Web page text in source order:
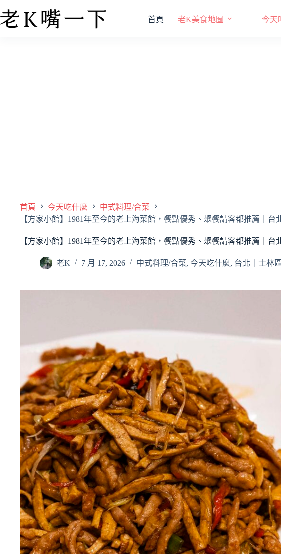
首頁 老K美食地圖 今天
首頁 今天吃什麼
中式料理/合菜
【方家小館】1981年至今的老上海菜館，餐點優秀、聚餐請客都推薦｜台
【方家小館】1981年至今的老上海菜館，餐點優秀、聚餐請客都推薦｜台
老K 7 月 17, 2026 中式料理/合菜, 今天吃什麼, 台北｜士林區